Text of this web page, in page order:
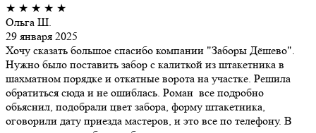
★ ★ ★ ★ ★
Ольга Ш.
29 января 2025
Хочу сказать большое спасибо компании "Заборы Дёшево".
Нужно было поставить забор с калиткой из штакетника в
шахматном порядке и откатные ворота на участке. Решила
обратиться сюда и не ошиблась. Роман все подробно
обьяснил, подобрали цвет забора, форму штакетника,
оговорили дату приезда мастеров, и это все по телефону. В